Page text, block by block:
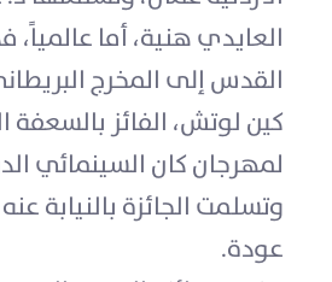
العايدي هنية، أما عالمياً،
القدس إلى المخرج
كين لوتش، الفائز بالسعفة
لمهرجان كان السينمائي
وتسلمت الجائزة بالنيابة
عودة.